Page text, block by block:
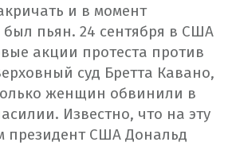
и в момент
пьян. 24 сентября в США
акции протеста против
суд Бретта Кавано,
женщин обвинили в
Известно, что на эту
президент США Дональд